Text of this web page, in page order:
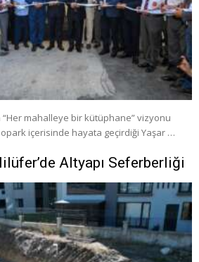
“Her mahalleye bir kütüphane” vizyonu
içerisinde hayata geçirdiği Yaşar …
Altyapı Seferberliği